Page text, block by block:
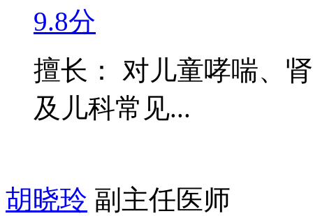
9.8分
擅长： 对儿童哮喘、
及儿科常见...
胡晓玲 副主任医师